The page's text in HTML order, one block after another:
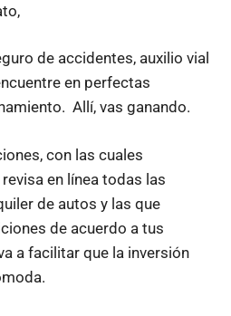
de accidentes, auxilio vial
en perfectas
Allí, vas ganando.
con las cuales
en línea todas las
de autos y las que
de acuerdo a tus
a facilitar que la inversión